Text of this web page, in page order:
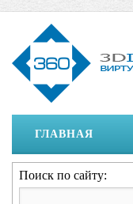
ГЛАВНАЯ
Поиск по сайту: